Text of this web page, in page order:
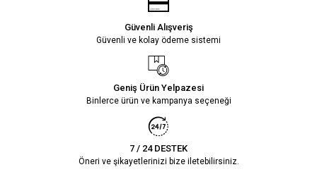
Güvenli Alışveriş
Güvenli ve kolay ödeme sistemi
Geniş Ürün Yelpazesi
Binlerce ürün ve kampanya seçeneği
7 / 24 DESTEK
Öneri ve şikayetlerinizi bize iletebilirsiniz.